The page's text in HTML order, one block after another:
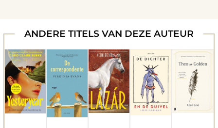
ANDERE TITELS VAN DEZE AUTEUR